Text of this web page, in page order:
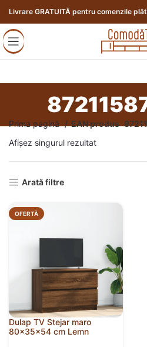
Livrare GRATUITĂ pentru comenzile
Prima pagină EAN produs
Afișez singurul rezultat
Arată filtre
OFERTĂ
Dulap TV Stejar maro
80x35x54 cm Lemn